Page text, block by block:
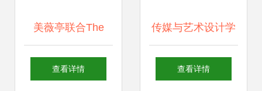
美薇亭联合The
One婚礼秀完美落
查看详情
传媒与艺术设计学
院将课堂搬到舞台
查看详情